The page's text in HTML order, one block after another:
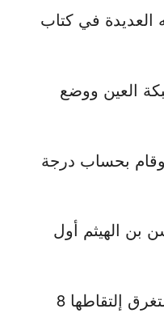
في كتاب
العين ووضع
وقام بحساب درجة
بن الهيثم أول
ملتقط أول صورة فوتوغرافية عام 1826 واستغرق إلتقاطها 8